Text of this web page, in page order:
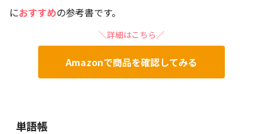
におすすめの参考書です。
＼詳細はこちら／
Amazonで商品を確認してみる
単語帳